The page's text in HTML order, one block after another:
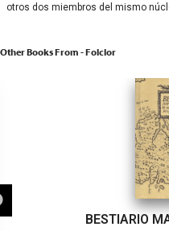
otros dos miembros del mismo
Other Books From - Folclor
BESTIARIO